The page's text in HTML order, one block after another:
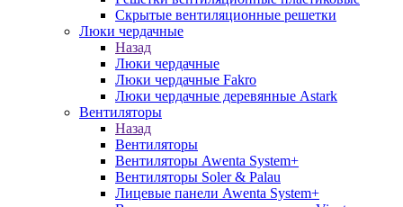
Скрытые вентиляционные решетки
Люки чердачные
Назад
Люки чердачные
Люки чердачные Fakro
Люки чердачные деревянные Astark
Вентиляторы
Назад
Вентиляторы
Вентиляторы Awenta System+
Вентиляторы Soler & Palau
Лицевые панели Awenta System+